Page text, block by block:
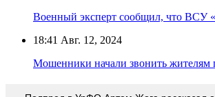
Военный эксперт сообщил, что ВСУ
18:41 Авг. 12, 2024
Мошенники начали звонить жителям